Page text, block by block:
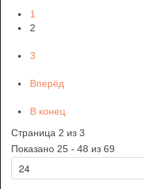
1
2
3
Вперёд
В конец
Страница 2 из 3
Показано 25 - 48 из 69